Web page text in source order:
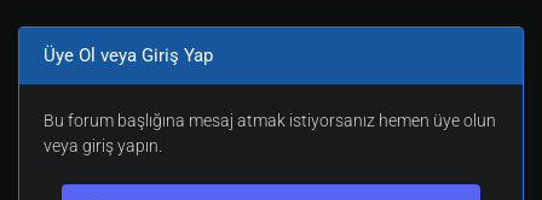
Üye Ol veya Giriş Yap
Bu forum başlığına mesaj atmak istiyorsanız hemen üye olun
veya giriş yapın.